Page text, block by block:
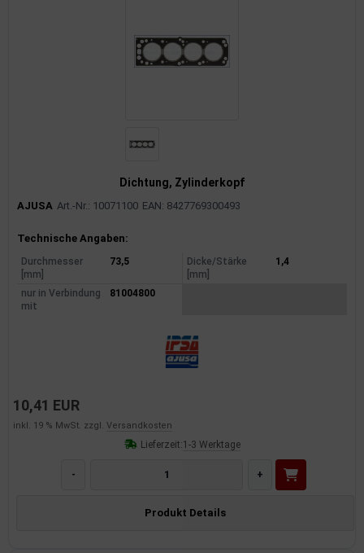
Dichtung, Zylinderkopf
AJUSA Art.-Nr.: 10071100 EAN: 8427769300493
Produktinformationen
Technische Angaben:
Durchmesser
[mm]
73,5
Dicke/Stärke
[mm]
1,4
nur in Verbindung
mit
81004800
10,41 EUR
inkl. 19 % MwSt. zzgl. Versandkosten
Lieferzeit:1-3 Werktage
- +
Produkt Details